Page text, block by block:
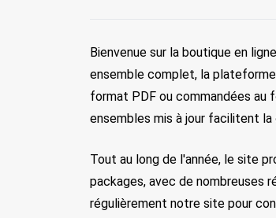
Bienvenue sur la boutique en
ensemble complet, la
format PDF ou commandées au
ensembles mis à jour facilitent
Tout au long de l'année, le site
packages, avec de nombreuses
régulièrement notre site pour